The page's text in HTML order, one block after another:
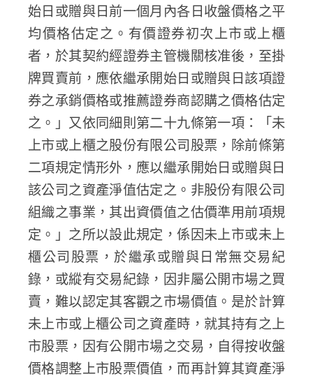
始日或贈與日前一個月內各日收盤價格之平
均價格估定之。有價證券初次上市或上櫃
者，於其契約經證券主管機關核准後，至掛
牌買賣前，應依繼承開始日或贈與日該項證
券之承銷價格或推薦證券商認購之價格估定
之。」又依同細則第二十九條第一項：「未
上市或上櫃之股份有限公司股票，除前條第
二項規定情形外，應以繼承開始日或贈與日
該公司之資產淨值估定之。非股份有限公司
組織之事業，其出資價值之估價準用前項規
定。」之所以設此規定，係因未上市或未上
櫃公司股票，於繼承或贈與日常無交易紀
錄，或縱有交易紀錄，因非屬公開市場之買
賣，難以認定其客觀之市場價值。是於計算
未上市或上櫃公司之資產時，就其持有之上
市股票，因有公開市場之交易，自得按收盤
價格調整上市股票價值，而再計算其資產淨